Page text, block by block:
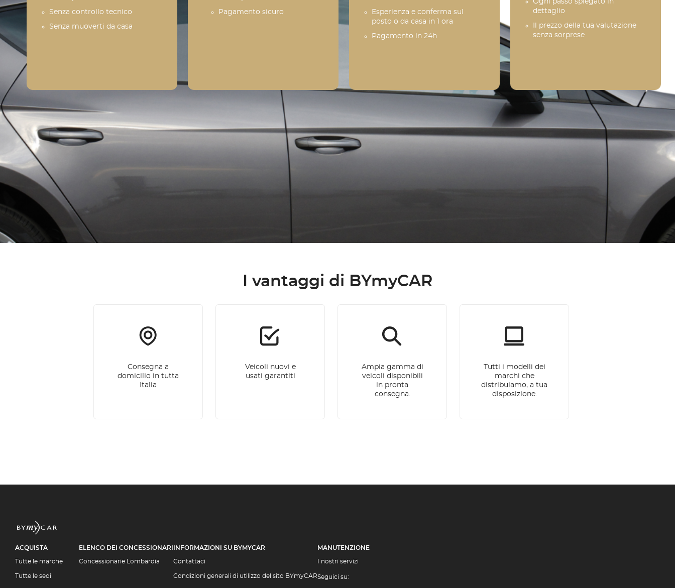
Senza controllo tecnico
Senza muoverti da casa
Pagamento sicuro
Esperienza e conferma sul
posto o da casa in 1 ora
Pagamento in 24h
Ogni passo spiegato in
dettaglio
Il prezzo della tua valutazione
senza sorprese
I vantaggi di BYmyCAR
Consegna a
domicilio in tutta
Italia
Veicoli nuovi e
usati garantiti
Ampia gamma di
veicoli disponibili
in pronta
consegna.
Tutti i modelli dei
marchi che
distribuiamo, a tua
disposizione.
ACQUISTA
Tutte le marche
Tutte le sedi
ELENCO DEI CONCESSIONARI
Concessionarie Lombardia
INFORMAZIONI SU BYMYCAR
Contattaci
Condizioni generali di utilizzo del sito BYmyCAR
MANUTENZIONE
I nostri servizi
Seguici su: